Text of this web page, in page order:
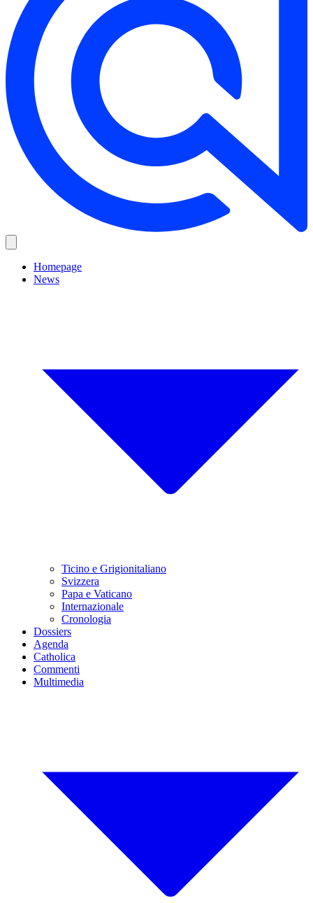
Homepage
News
Ticino e Grigionitaliano
Svizzera
Papa e Vaticano
Internazionale
Cronologia
Dossiers
Agenda
Catholica
Commenti
Multimedia